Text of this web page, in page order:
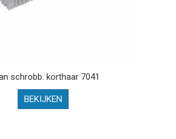
schrobb. korthaar 7041
BEKIJKEN